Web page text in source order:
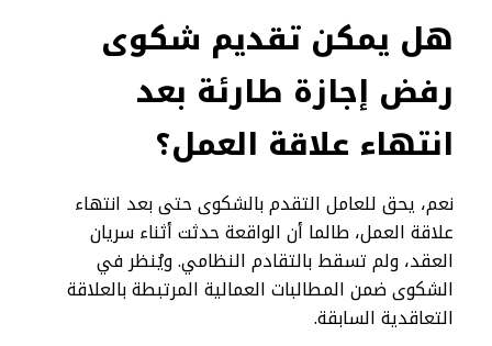
هل يمكن تقديم شكوى
رفض إجازة طارئة بعد
انتهاء علاقة العمل؟
نعم، يحق للعامل التقدم بالشكوى حتى بعد انتهاء
علاقة العمل، طالما أن الواقعة حدثت أثناء سريان
العقد، ولم تسقط بالتقادم النظامي. ويُنظر في
الشكوى ضمن المطالبات العمالية المرتبطة بالعلاقة
التعاقدية السابقة.